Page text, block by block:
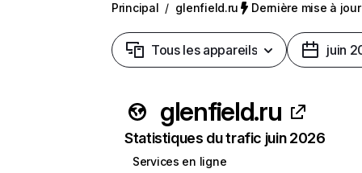
Principal / glenfield.ru Dernière mise à
Tous les appareils juin
glenfield.ru
Statistiques du trafic juin 2026
Services en ligne